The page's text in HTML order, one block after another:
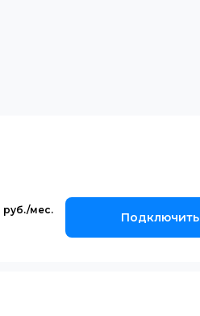
Подключить